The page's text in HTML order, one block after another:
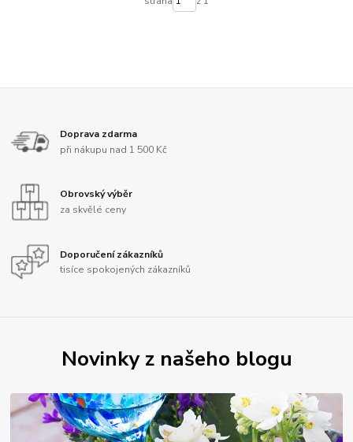
Doprava zdarma
při nákupu nad 1 500 Kč
Obrovský výběr
za skvělé ceny
Doporučení zákazníků
tisíce spokojených zákazníků
Novinky z našeho blogu